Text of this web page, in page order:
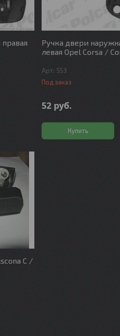
Ручка двери
левая Opel Corsa /
553
Под заказ
52 руб.
Купить
C /